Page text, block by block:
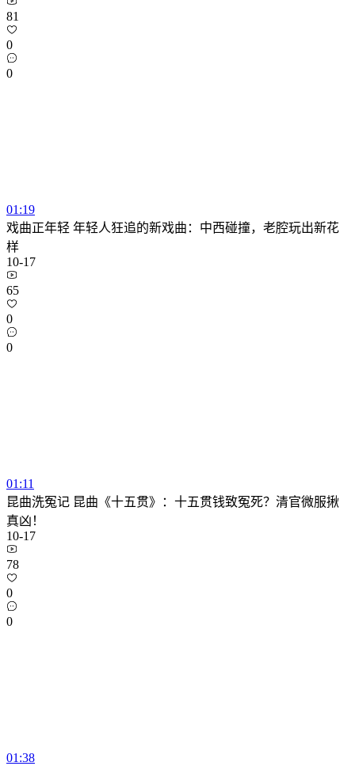
81
0
0
01:19
戏曲正年轻 年轻人狂追的新戏曲：中西碰撞，老腔玩出新花
样
10-17
65
0
0
01:11
昆曲洗冤记 昆曲《十五贯》：十五贯钱致冤死？清官微服揪
真凶！
10-17
78
0
0
01:38